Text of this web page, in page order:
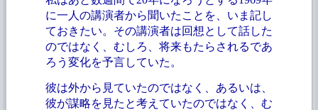
に一人の講演者から聞いたことを、いま記し
ておきたい。その講演者は回想として話した
のではなく、むしろ、将来もたらされるであ
ろう変化を予言していた。
彼は外から見ていたのではなく、あるいは、
彼が謀略を見たと考えていたのではなく、む